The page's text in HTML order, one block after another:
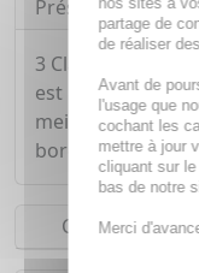
Présentation
3 Claveles Pince
est une pince à
meilleure vue du
bord strié
Conseils
partage de
de réaliser
Avant de
l'usage que
cochant les
mettre à jour
cliquant sur
bas de notre
Merci